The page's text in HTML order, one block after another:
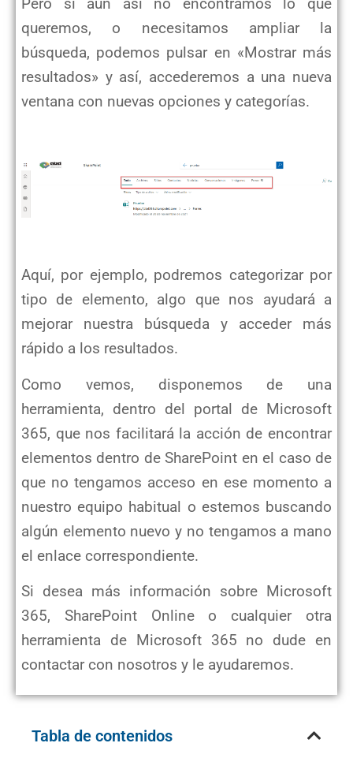
Pero si aún así no encontramos lo que
queremos, o necesitamos ampliar la
búsqueda, podemos pulsar en «Mostrar más
resultados» y así, accederemos a una nueva
ventana con nuevas opciones y categorías.
Aquí, por ejemplo, podremos categorizar por
tipo de elemento, algo que nos ayudará a
mejorar nuestra búsqueda y acceder más
rápido a los resultados.
Como vemos, disponemos de una
herramienta, dentro del portal de Microsoft
365, que nos facilitará la acción de encontrar
elementos dentro de SharePoint en el caso de
que no tengamos acceso en ese momento a
nuestro equipo habitual o estemos buscando
algún elemento nuevo y no tengamos a mano
el enlace correspondiente.
Si desea más información sobre Microsoft
365, SharePoint Online o cualquier otra
herramienta de Microsoft 365 no dude en
contactar con nosotros y le ayudaremos.
Tabla de contenidos